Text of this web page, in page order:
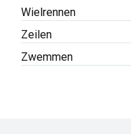
Wielrennen
Zeilen
Zwemmen